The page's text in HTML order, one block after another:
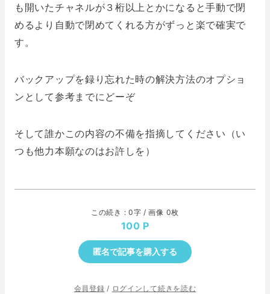
も開いたチャネルが３桁以上とかになると手動で閉
めるより自動で閉めてくれる方がずっと楽で確実で
す。
バックアップを録り忘れた時の解決方法のオプショ
ンとして参考までにどーぞ
そして誰かこの内容の不備を指摘してください（い
つも他力本願なのはお許しを）
この続き : 0字 / 画像 0枚
100
匿名で記事を購入する
会員登録 / ログインして続きを読む